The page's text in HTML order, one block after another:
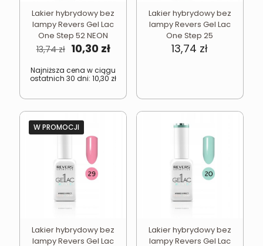
Lakier hybrydowy bez
lampy Revers Gel Lac
One Step 52 NEON
13,74zł Pierwotna
wynosiła:
13,74 zł.
10,30 złAktualna
wynosi:
10,30 zł.
Najniższa cena w ciągu
ostatnich 30 dni:10,30 zł
Lakier hybrydowy bez
lampy Revers Gel Lac
One Step 25
13,74 zł
W PROMOCJI
Lakier hybrydowy bez
lampy Revers Gel Lac
Lakier hybrydowy bez
lampy Revers Gel Lac